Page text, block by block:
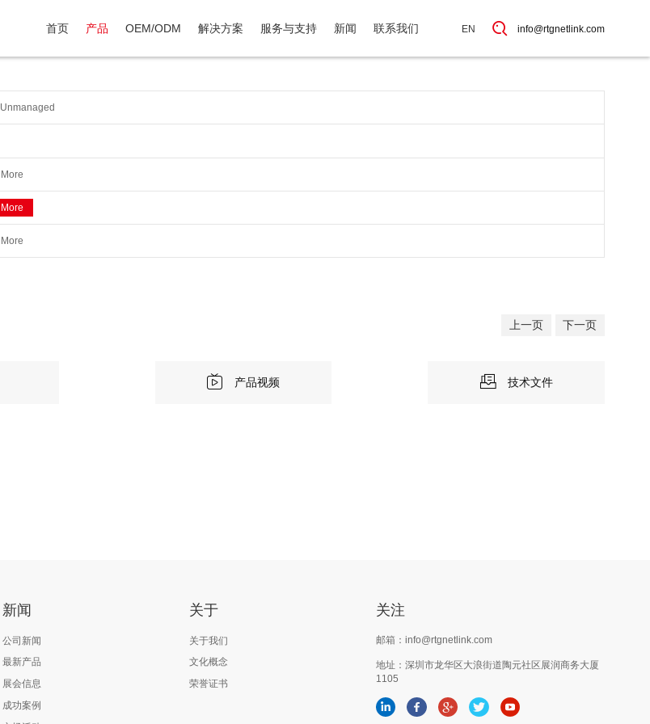
首页 产品 OEM/ODM 解决方案 服务与支持 新闻 联系我们 EN info@rtgnetlink.com
Unmanaged
More
More
More
上一页 下一页
产品视频 技术文件
新闻
公司新闻
最新产品
展会信息
成功案例
关于
关于我们
文化概念
荣誉证书
关注
邮箱：info@rtgnetlink.com
地址：深圳市龙华区大浪街道陶元社区展润商务大厦
1105